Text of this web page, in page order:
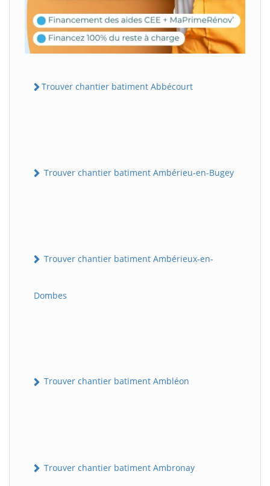
Trouver chantier batiment Abbécourt
Trouver chantier batiment Ambérieu-en-Bugey
Trouver chantier batiment Ambérieux-en-
Dombes
Trouver chantier batiment Ambléon
Trouver chantier batiment Ambronay